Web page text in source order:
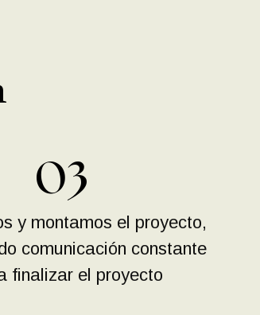
03
y montamos el proyecto,
comunicación constante
finalizar el proyecto